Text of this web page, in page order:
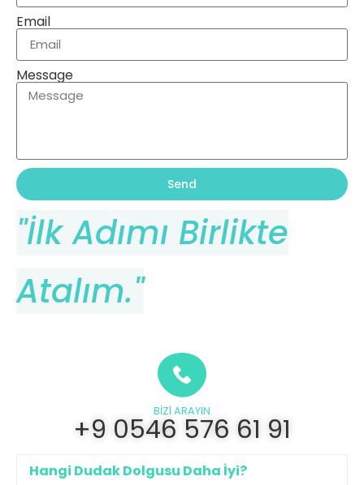
Email
Message
Send
"İlk Adımı Birlikte
Atalım."
BIZI ARAYIN
+9 0546 576 61 91
Hangi Dudak Dolgusu Daha İyi?